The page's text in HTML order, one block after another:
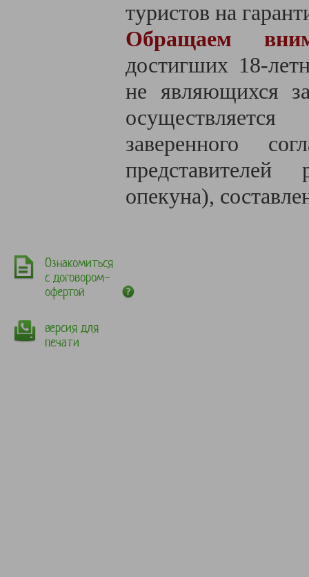
туристов на
Обращаем
достигших 18-
не являющихся
заверенного
представителей
опекуна),
Ознакомиться
с договором-
офертой
версия для
печати